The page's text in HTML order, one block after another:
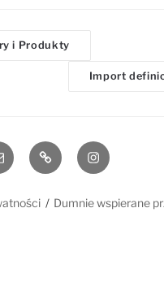
i Produkty
Import
www Instagram
Dumnie wspierane